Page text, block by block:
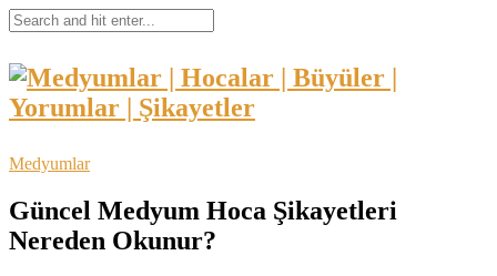
Medyumlar
Güncel Medyum Hoca Şikayetleri
Nereden Okunur?